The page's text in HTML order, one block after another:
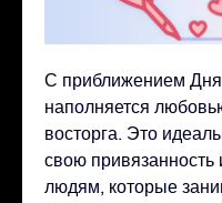
С приближением Дня
наполняется
восторга. Это
свою привязанность
людям, которые